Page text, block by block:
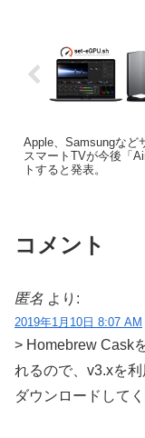
Apple、Samsungなど
スマートTVが今後「
トすると発表。
コメント
匿名 より:
2019年1月10日 8:07 AM
> Homebrew Cask
れるので、v3.xを
ダウンロードしてく